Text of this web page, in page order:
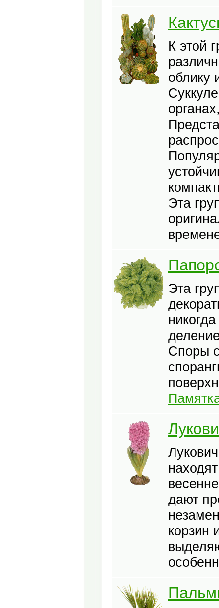
К этой
облику
Эта
Эта
Споры
дают
корзин